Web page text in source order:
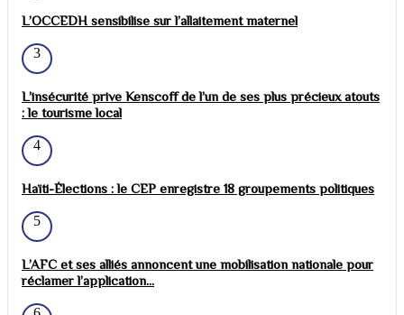
L’OCCEDH sensibilise sur l’allaitement maternel
3
L’insécurité prive Kenscoff de l’un de ses plus précieux atouts
: le tourisme local
4
Haïti-Élections : le CEP enregistre 18 groupements politiques
5
L’AFC et ses alliés annoncent une mobilisation nationale pour
réclamer l’application...